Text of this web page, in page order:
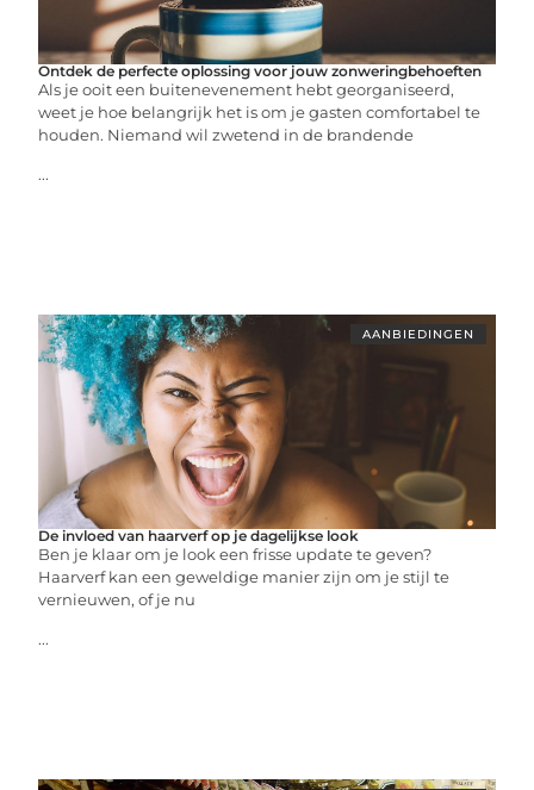
Ontdek de perfecte oplossing voor jouw zonweringbehoeften
Als je ooit een buitenevenement hebt georganiseerd,
weet je hoe belangrijk het is om je gasten comfortabel te
houden. Niemand wil zwetend in de brandende
...
AANBIEDINGEN
De invloed van haarverf op je dagelijkse look
Ben je klaar om je look een frisse update te geven?
Haarverf kan een geweldige manier zijn om je stijl te
vernieuwen, of je nu
...